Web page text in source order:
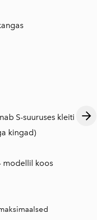
S-suuruses kleiti
kingad)
modellil koos